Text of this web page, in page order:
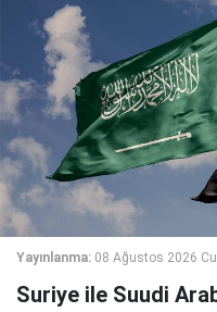
Yayınlanma: 08 Ağustos 2026
Suriye ile Suudi